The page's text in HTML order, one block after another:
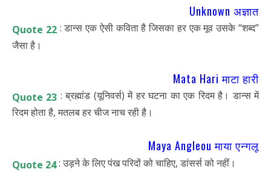
Unknown अज्ञात
Quote 22: डान्स एक ऐसी कविता है जिसका हर एक मूव उसके “शब्द”
जैसा है।
Mata Hari माटा हारी
Quote 23 : ब्रह्मांड (यूनिवर्स) में हर घटना का एक रिदम है। डान्स में
रिदम होता है, मतलब हर चीज नाच रही है।
Maya Angleou माया एन्गलू
Quote 24: उड़ने के लिए पंख परिदों को चाहिए, डांसर्स को नहीं।